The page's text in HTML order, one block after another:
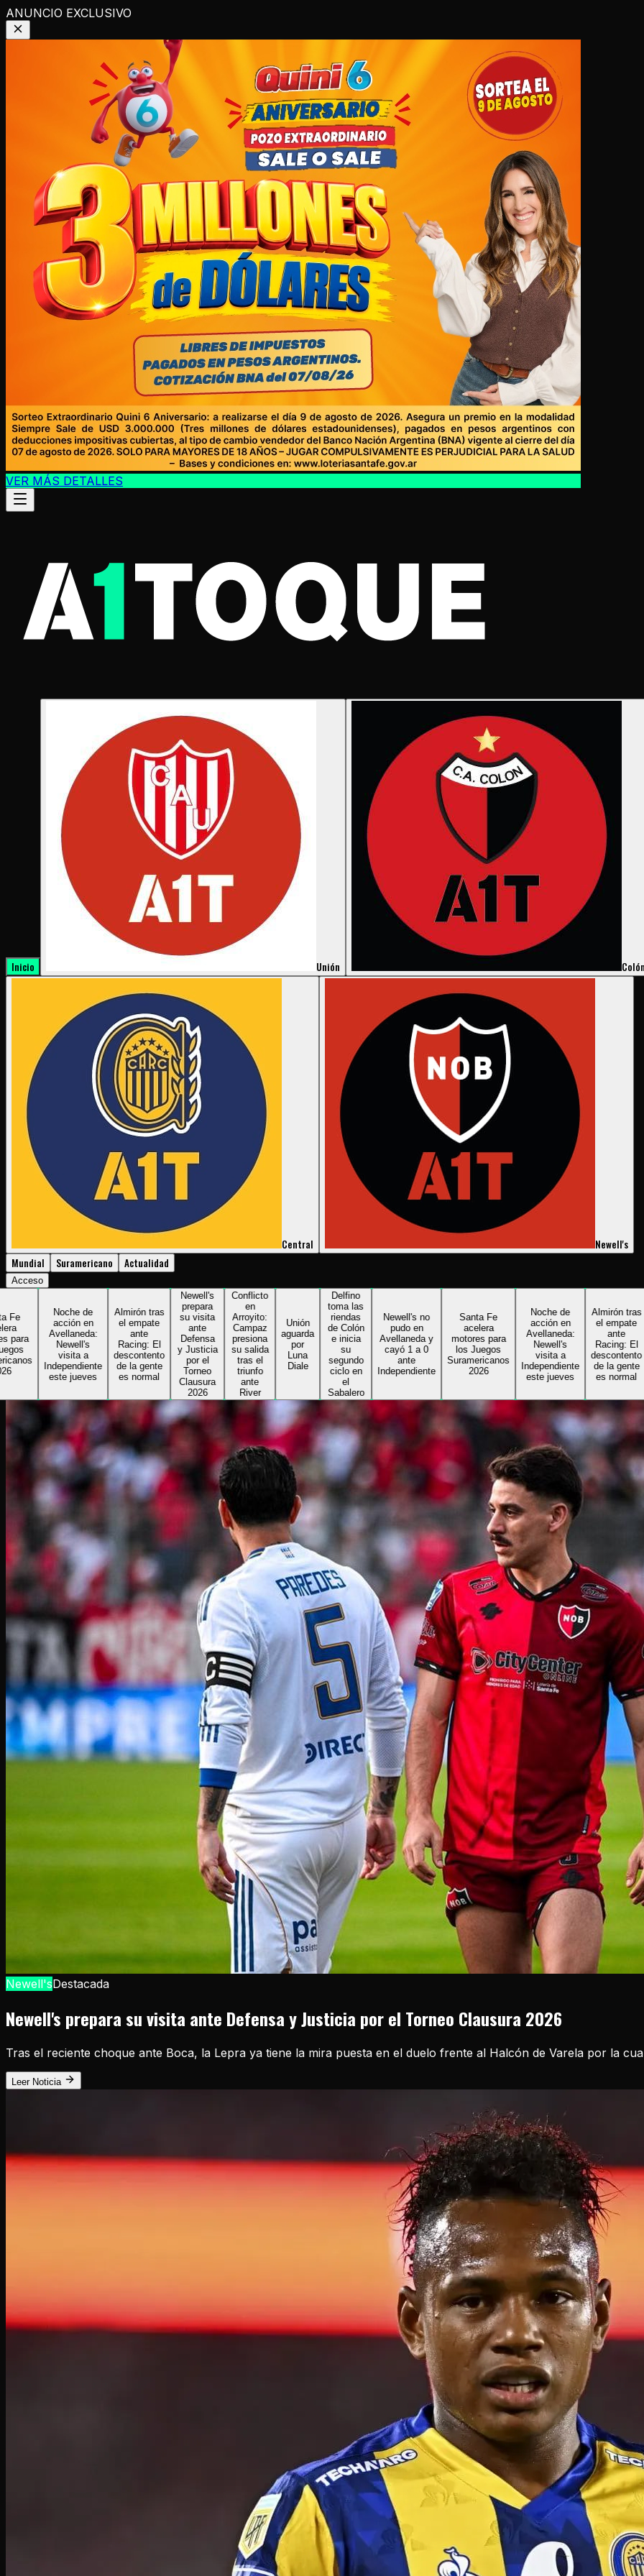
ANUNCIO EXCLUSIVO
VER MÁS DETALLES
Inicio Unión
Central
Newell's
Mundial
Suramericano Actualidad
Acceso
Noche de
acción en
Avellaneda:
Newell's
visita a
Independiente
este jueves
Almirón tras
el empate
ante
Racing: El
descontento
de la gente
es normal
prepara
su visita
ante
Defensa
y Justicia
por el
Torneo
Clausura
Conflicto
en
Arroyito:
Campaz
presiona
su salida
tras el
triunfo
ante
River
Unión
aguarda
por
Luna
Diale
toma las
riendas
de Colón
e inicia
segundo
ciclo en
Sabalero
Newell's no
pudo en
Avellaneda y
cayó 1 a 0
ante
Independiente
Santa Fe
motores para
los Juegos
Suramericanos
2026
Noche de
acción en
Avellaneda:
Newell's
visita a
Independiente
este jueves
Almirón tras
el empate
ante
Racing: El
descontento
de la gente
es normal
Newell'sDestacada
Newell's prepara su visita ante Defensa y Justicia por el Torneo Clausura 2026
Tras el reciente choque ante Boca, la Lepra ya tiene la mira puesta en el duelo frente al Halcón de Varela por la
Leer Noticia